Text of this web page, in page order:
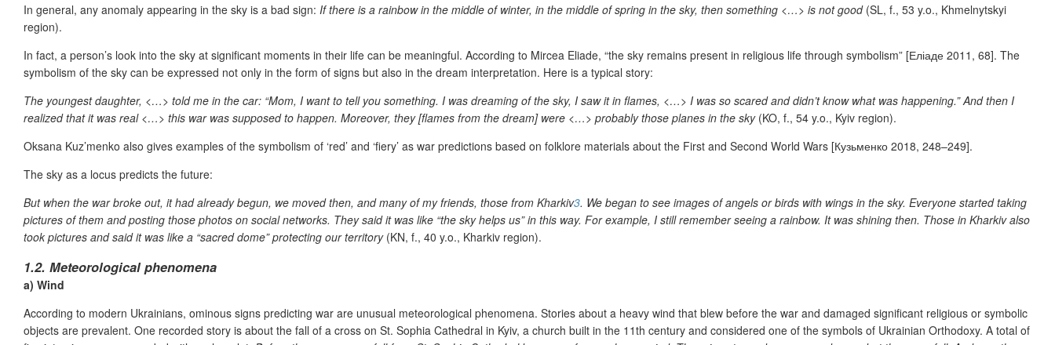
In general, any anomaly appearing in the sky is a bad sign: If there is a rainbow in the middle of winter, in the middle of spring in the sky, then something <…> is not good(SL, f., 53 y.o., Khmelnytskyi
region).
In fact, a person’s look into the sky at significant moments in their life can be meaningful. According to Mircea Eliade, “the sky remains present in religious life through symbolism” [Еліаде 2011, 68]. The
symbolism of the sky can be expressed not only in the form of signs but also in the dream interpretation. Here is a typical story:
The youngest daughter, <…> told me in the car: “Mom, I want to tell you something. I was dreaming of the sky, I saw it in flames, <…> I was so scared and didn’t know what was happening.” And then I
realized that it was real <…> this war was supposed to happen. Moreover, they [flames from the dream] were <…> probably those planes in the sky(KO, f., 54 y.o., Kyiv region).
Oksana Kuz’menko also gives examples of the symbolism of ‘red’ and ‘fiery’ as war predictions based on folklore materials about the First and Second World Wars [Кузьменко 2018, 248–249].
The sky as a locus predicts the future:
But when the war broke out, it had already begun, we moved then, and many of my friends, those from Kharkiv3. We began to see images of angels or birds with wings in the sky. Everyone started taking
pictures of them and posting those photos on social networks. They said it was like “the sky helps us” in this way. For example, I still remember seeing a rainbow. It was shining then. Those in Kharkiv also
took pictures and said it was like a “sacred dome” protecting our territory(KN, f., 40 y.o., Kharkiv region).
1.2. Meteorological phenomena
a) Wind
According to modern Ukrainians, ominous signs predicting war are unusual meteorological phenomena. Stories about a heavy wind that blew before the war and damaged significant religious or symbolic
objects are prevalent. One recorded story is about the fall of a cross on St. Sophia Cathedral in Kyiv, a church built in the 11th century and considered one of the symbols of Ukrainian Orthodoxy. A total of